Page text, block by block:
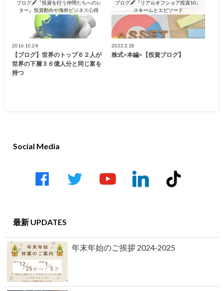
ブログ🖋『投資を行う仲間たちへのレ
ター』投資動向や海外ビジネス心得
2016.10.24
【ブログ】世界のトップ６２人が
世界の下層３６億人分と同じ富を
持つ
ブログ🖋『リアルオフショア投資10』
スキームとエピソード
2022.2.18
株式<本編>【投資ブログ】
Social Media
facebook twitter
youtube-
play
linkedin tiktok
最新 UPDATES
年末年始のご挨拶 2024‐2025